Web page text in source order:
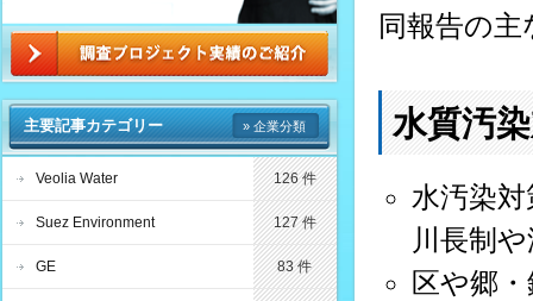
同報告の
水質汚
水汚染
川長制
区や郷
主要記事カテゴリー » 企業分類
Veolia Water 126 件
Suez Environment 127 件
GE 83 件